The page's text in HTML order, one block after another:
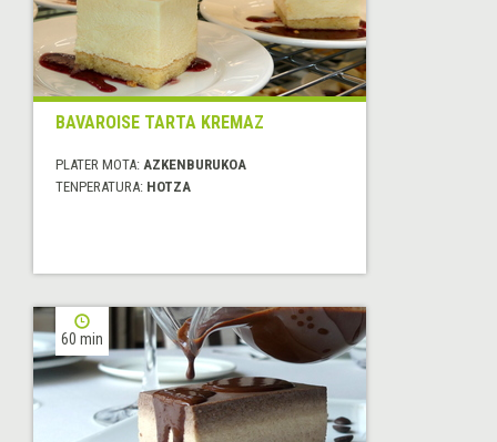
BAVAROISE TARTA KREMAZ
PLATER MOTA: AZKENBURUKOA
TENPERATURA: HOTZA
60 min